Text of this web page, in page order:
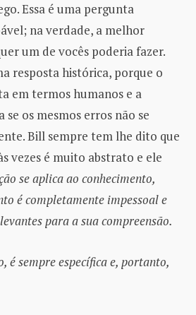
Essa é uma pergunta
na verdade, a melhor
um de vocês poderia fazer.
resposta histórica, porque o
em termos humanos e a
os mesmos erros não se
Bill sempre tem lhe dito que
vezes é muito abstrato e ele
se aplica ao conhecimento,
é completamente impessoal e
para a sua compreensão.
é sempre específica e, portanto,